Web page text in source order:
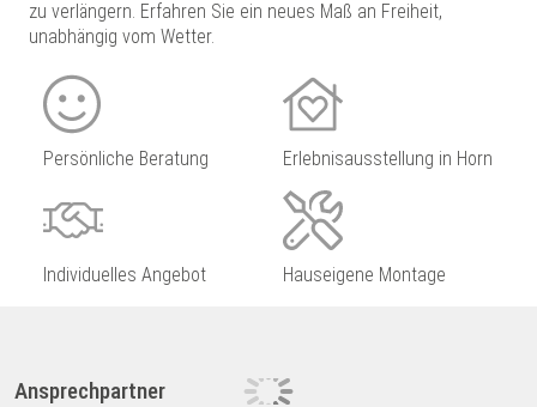
zu verlängern. Erfahren Sie ein neues Maß an Freiheit,
unabhängig vom Wetter.
Persönliche Beratung Erlebnisausstellung in Horn
Individuelles Angebot Hauseigene Montage
Ansprechpartner